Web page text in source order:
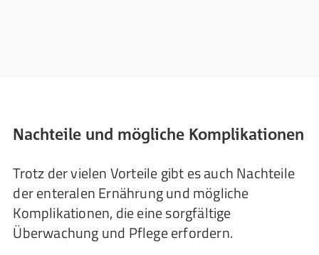
Nachteile und mögliche Komplikationen
Trotz der vielen Vorteile gibt es auch Nachteile
der enteralen Ernährung und mögliche
Komplikationen, die eine sorgfältige
Überwachung und Pflege erfordern.